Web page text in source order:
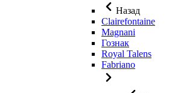
Назад
Clairefontaine
Magnani
Гознак
Royal Talens
Fabriano